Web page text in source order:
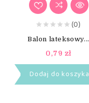
(0)
Balon lateksowy...
0,79 zł
Dodaj do koszyka